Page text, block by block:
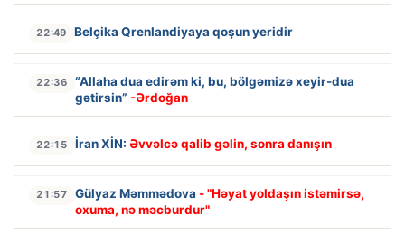
22:49 Belçika Qrenlandiyaya qoşun yeridir
22:36
“Allaha dua edirəm ki, bu, bölgəmizə xeyir-dua
gətirsin” -Ərdoğan
22:15 İran XİN: Əvvəlcə qalib gəlin, sonra danışın
21:57 Gülyaz Məmmədova - "Həyat yoldaşın istəmirsə,
oxuma, nə məcburdur"